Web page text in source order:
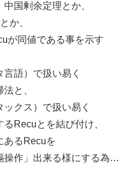
国剰余定理とか、
か、
が同値である事を示す
語）で扱い易く
と、
クス）で扱い易く
Recuとを結び付け、
あるRecuを
操作」出来る様にする為…